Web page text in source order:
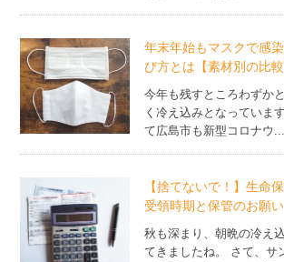
年末年始もマスクで感
び方とは【素材別の比較
今年も残すところわずか
く冷え込みとなっていま
て広島市も新型コロナウ...
【捨てないで！】生命
受領時期と保管のお願い
秋も深まり、朝晩の冷え
てきましたね。 さて、サ